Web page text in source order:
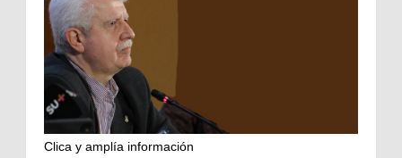
Clica y amplía información